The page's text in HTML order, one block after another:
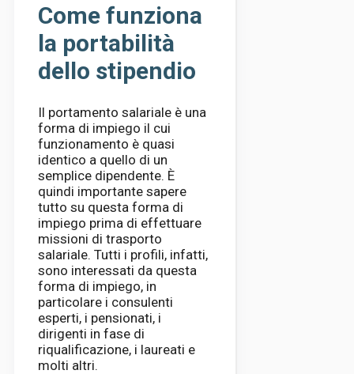
Come funziona
la portabilità
dello stipendio
Il portamento salariale è una
forma di impiego il cui
funzionamento è quasi
identico a quello di un
semplice dipendente. È
quindi importante sapere
tutto su questa forma di
impiego prima di effettuare
missioni di trasporto
salariale. Tutti i profili, infatti,
sono interessati da questa
forma di impiego, in
particolare i consulenti
esperti, i pensionati, i
dirigenti in fase di
riqualificazione, i laureati e
molti altri.